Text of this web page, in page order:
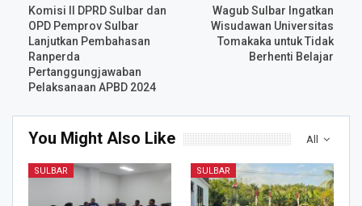
Komisi II DPRD Sulbar dan
OPD Pemprov Sulbar
Lanjutkan Pembahasan
Ranperda
Pertanggungjawaban
Pelaksanaan APBD 2024
Wagub Sulbar Ingatkan
Wisudawan Universitas
Tomakaka untuk Tidak
Berhenti Belajar
All
You Might Also Like
SULBAR SULBAR